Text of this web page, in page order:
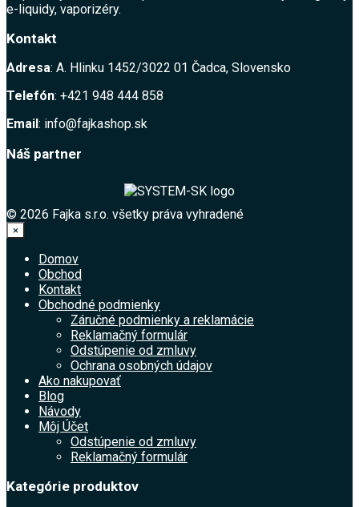
e-liquidy, vaporizéry.
Kontakt
Adresa: A. Hlinku 1452/3022 01 Čadca, Slovensko
Telefón: +421 948 444 858
Email : info@fajkashop.sk
Náš partner
© 2026 Fajka s.r.o. všetky práva vyhradené
×
Domov
Obchod
Kontakt
Obchodné podmienky
Záručné podmienky a reklamácie
Reklamačný formulár
Odstúpenie od zmluvy
Ochrana osobných údajov
Ako nakupovať
Blog
Návody
Môj Účet
Odstúpenie od zmluvy
Reklamačný formulár
Kategórie produktov